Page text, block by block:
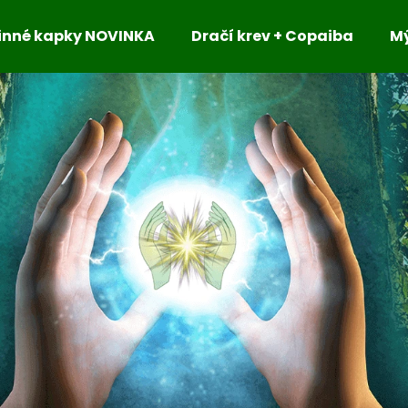
kapky NOVINKA Dračí krev + Copaiba
Co potřebujete najít?
HLEDAT
Doporučujeme